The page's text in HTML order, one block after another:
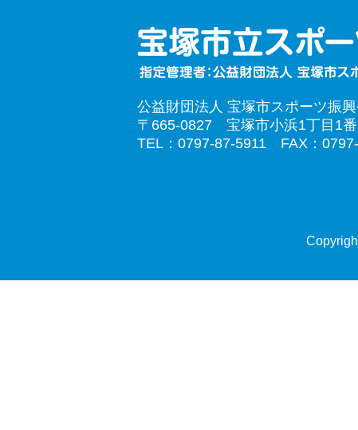
公益財団法人 宝塚市スポーツ振
〒665-0827 宝塚市小浜1丁目1
TEL：0797-87-5911 FAX：